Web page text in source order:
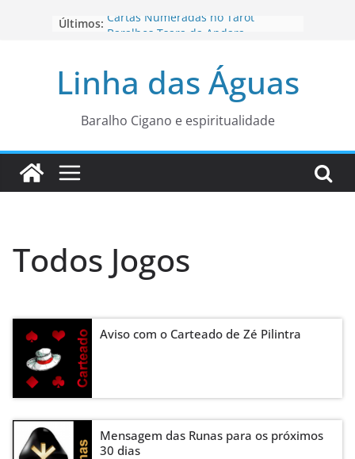
Últimos: Cartas Numeradas no Tarot
Baralhos Tsara da Andara
para está fase
Os Naipes no Tarot
Cartas da Corte no Tarot
Linha das Águas
Baralho Cigano e espiritualidade
Todos Jogos
Aviso com o Carteado de Zé Pilintra
Mensagem das Runas para os próximos
30 dias